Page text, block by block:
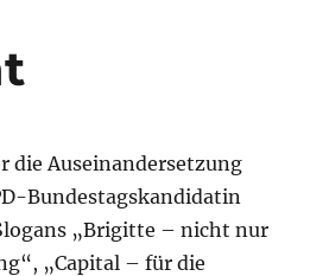
die Auseinandersetzung
Bundestagskandidatin
„Brigitte – nicht nur
„Capital – für die